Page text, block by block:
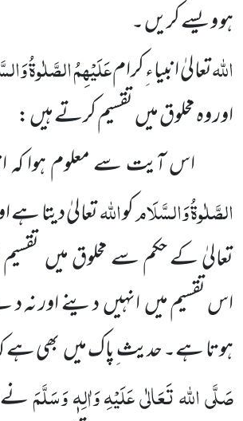
ہو ویسے کریں ۔
اللہتعالیٰ انبیاء ِکرامعَلَیْہِمُ الصَّلٰوۃُ
اور وہ مخلوق میں تقسیم کرتے ہیں :
اس آیت سے معلوم ہوا کہ
الصَّلٰوۃُ وَالسَّلَامکواللہتعالیٰ دیتا
تعالیٰ کے حکم سے مخلوق میں
اس تقسیم میں انہیں دینے اور نہ
ہوتا ہے۔ حدیث ِپاک میں بھی ہے
صَلَّی اللہ تَعَالٰی عَلَیْہِ وَاٰلِہٖ وَسَلَّمَنے